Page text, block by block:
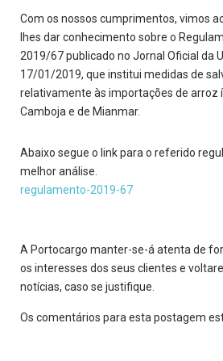
Com os nossos cumprimentos, vimos
lhes dar conhecimento sobre o
2019/67 publicado no Jornal Oficial da
17/01/2019, que institui medidas de
relativamente às importações de arroz
Camboja e de Mianmar.
Abaixo segue o link para o referido
melhor análise.
regulamento-2019-67
A Portocargo manter-se-á atenta de
os interesses dos seus clientes e
notícias, caso se justifique.
Os comentários para esta postagem